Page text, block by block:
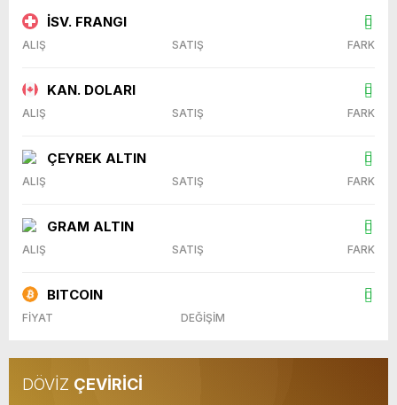
İSV. FRANGI
ALIŞ SATIŞ FARK
KAN. DOLARI
ALIŞ SATIŞ FARK
ÇEYREK ALTIN
ALIŞ SATIŞ FARK
GRAM ALTIN
ALIŞ SATIŞ FARK
BITCOIN
FİYAT DEĞİŞİM
DÖVİZ ÇEVİRİCİ